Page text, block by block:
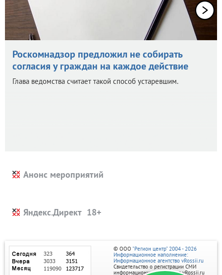
Роскомнадзор предложил не собирать
согласия у граждан на каждое действие
Глава ведомства считает такой способ устаревшим.
Анонс мероприятий
Яндекс.Директ
© ООО "Регион центр" 2004 - 2026
Информационное наполнение:
Информационное агентство vRossii.ru
Свидетельство о регистрации СМИ
информационного агентства vRossii.ru